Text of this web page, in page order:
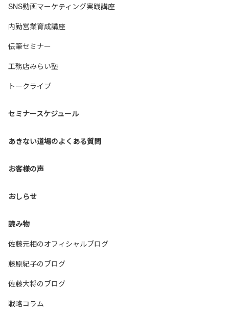
SNS動画マーケティング実践講座
内勤営業育成講座
伝筆セミナー
工務店みらい塾
トークライブ
セミナースケジュール
あきない道場のよくある質問
お客様の声
おしらせ
読み物
佐藤元相のオフィシャルブログ
藤原紀子のブログ
佐藤大将のブログ
戦略コラム